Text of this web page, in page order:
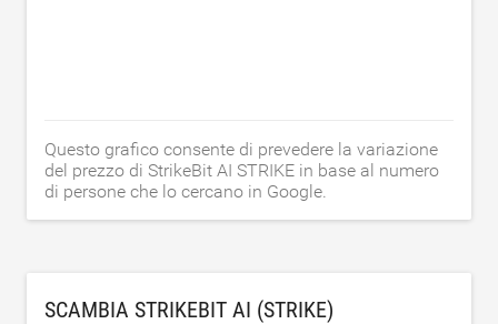
Questo grafico consente di prevedere la variazione
del prezzo di StrikeBit AI STRIKE in base al numero
di persone che lo cercano in Google.
SCAMBIA STRIKEBIT AI (STRIKE)